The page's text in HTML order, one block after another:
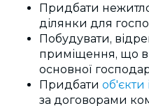
Придбати
ділянки для
Побудувати,
приміщення, що
основної
Придбати об'єкти
за договорами